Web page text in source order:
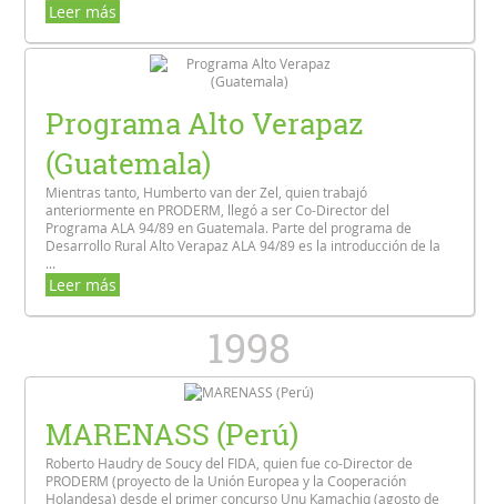
Leer más
Programa Alto Verapaz
(Guatemala)
Mientras tanto, Humberto van der Zel, quien trabajó
anteriormente en PRODERM, llegó a ser Co-Director del
Programa ALA 94/89 en Guatemala. Parte del programa de
Desarrollo Rural Alto Verapaz ALA 94/89 es la introducción de la
...
Leer más
1998
MARENASS (Perú)
Roberto Haudry de Soucy del FIDA, quien fue co-Director de
PRODERM (proyecto de la Unión Europea y la Cooperación
Holandesa) desde el primer concurso Unu Kamachiq (agosto de